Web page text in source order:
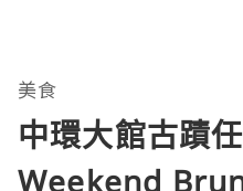
美食
中環大館古蹟
Weekend